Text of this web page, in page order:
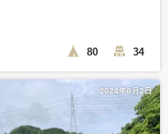
80 34
2024年6月2日